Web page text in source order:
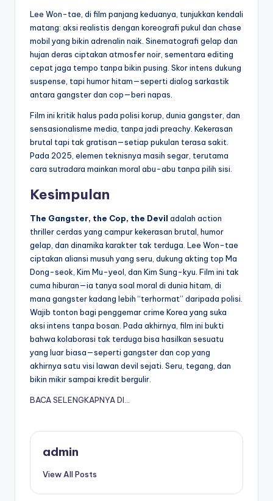
Lee Won-tae, di film panjang keduanya, tunjukkan kendali
matang: aksi realistis dengan koreografi pukul dan chase
mobil yang bikin adrenalin naik. Sinematografi gelap dan
hujan deras ciptakan atmosfer noir, sementara editing
cepat jaga tempo tanpa bikin pusing. Skor intens dukung
suspense, tapi humor hitam—seperti dialog sarkastik
antara gangster dan cop—beri napas.
Film ini kritik halus pada polisi korup, dunia gangster, dan
sensasionalisme media, tanpa jadi preachy. Kekerasan
brutal tapi tak gratisan—setiap pukulan terasa sakit.
Pada 2025, elemen teknisnya masih segar, terutama
cara sutradara mainkan moral abu-abu tanpa pilih sisi.
Kesimpulan
The Gangster, the Cop, the Devil adalah action
thriller cerdas yang campur kekerasan brutal, humor
gelap, dan dinamika karakter tak terduga. Lee Won-tae
ciptakan aliansi musuh yang seru, dukung akting top Ma
Dong-seok, Kim Mu-yeol, dan Kim Sung-kyu. Film ini tak
cuma hiburan—ia tanya soal moral di dunia hitam, di
mana gangster kadang lebih “terhormat” daripada polisi.
Wajib tonton bagi penggemar crime Korea yang suka
aksi intens tanpa bosan. Pada akhirnya, film ini bukti
bahwa kolaborasi tak terduga bisa hasilkan sesuatu
yang luar biasa—seperti gangster dan cop yang
akhirnya satu visi lawan devil sejati. Seru, tegang, dan
bikin mikir sampai kredit bergulir.
BACA SELENGKAPNYA DI…
admin
View All Posts